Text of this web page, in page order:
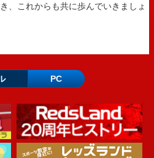
、これからも共に歩んでいきましょ
PC